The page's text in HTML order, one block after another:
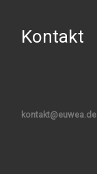
Kontakt
kontakt@euwea.de